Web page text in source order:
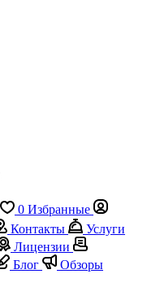
0 Избранные
Контакты
Услуги
Лицензии
Блог
Обзоры